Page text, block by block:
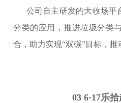
公司自主研发的大收场平
分类的应用，推进垃圾分类
合，助力实现“双碳”目标，推
03 6·17乐